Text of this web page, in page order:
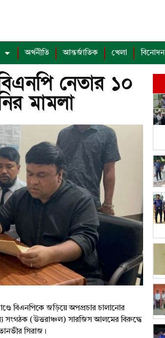
অর্থনীতি আন্তর্জাতিক খেলা বিনোদন
নেতার ১০
মামলা
বিএনপিকে জড়িয়ে অপপ্রচার চালানোর
সংগঠক (উত্তরাঞ্চল) সারজিস আলমের বিরুদ্ধে
সিরাজ।